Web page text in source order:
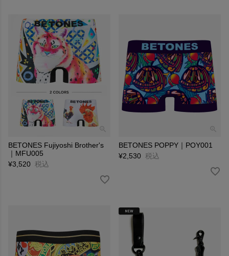
BETONES Fujiyoshi Brother's
｜MFU005
¥3,520 税込
BETONES POPPY｜POY001
¥2,530 税込